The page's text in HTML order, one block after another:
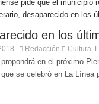
en los
Redacción Cultura
en el próximo
se celebró en La